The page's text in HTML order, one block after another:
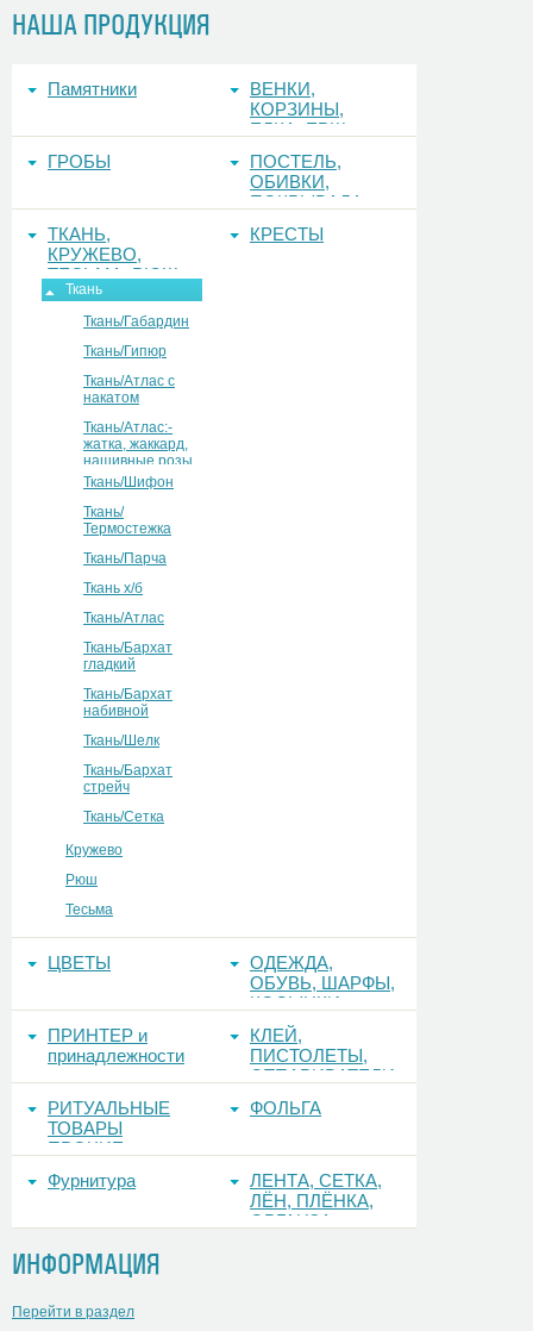
НАША ПРОДУКЦИЯ
Памятники
ВЕНКИ,
КОРЗИНЫ,
ЕЛКА, ЕРШ,
ГРОБЫ
ПОСТЕЛЬ,
ОБИВКИ,
ПОКРЫВАЛА
ТКАНЬ,
КРУЖЕВО,
ТЕСЬМА, РЮШ
Ткань
Ткань/Габардин
Ткань/Гипюр
Ткань/Атлас с
накатом
Ткань/Атлас:-
жатка, жаккард,
нашивные розы
Ткань/Шифон
Ткань/
Термостежка
Ткань/Парча
Ткань х/б
Ткань/Атлас
Ткань/Бархат
гладкий
Ткань/Бархат
набивной
Ткань/Шелк
Ткань/Бархат
стрейч
Ткань/Сетка
Кружево
Рюш
Тесьма
КРЕСТЫ
ЦВЕТЫ
ОДЕЖДА,
ОБУВЬ, ШАРФЫ,
КОСЫНКИ
ПРИНТЕР и
принадлежности
КЛЕЙ,
ПИСТОЛЕТЫ,
ОТПАРИВАТЕЛИ
РИТУАЛЬНЫЕ
ТОВАРЫ
ПРОЧИЕ
ФОЛЬГА
Фурнитура
ЛЕНТА, СЕТКА,
ЛЁН, ПЛЁНКА,
ОРГАНЗА
ИНФОРМАЦИЯ
Перейти в раздел